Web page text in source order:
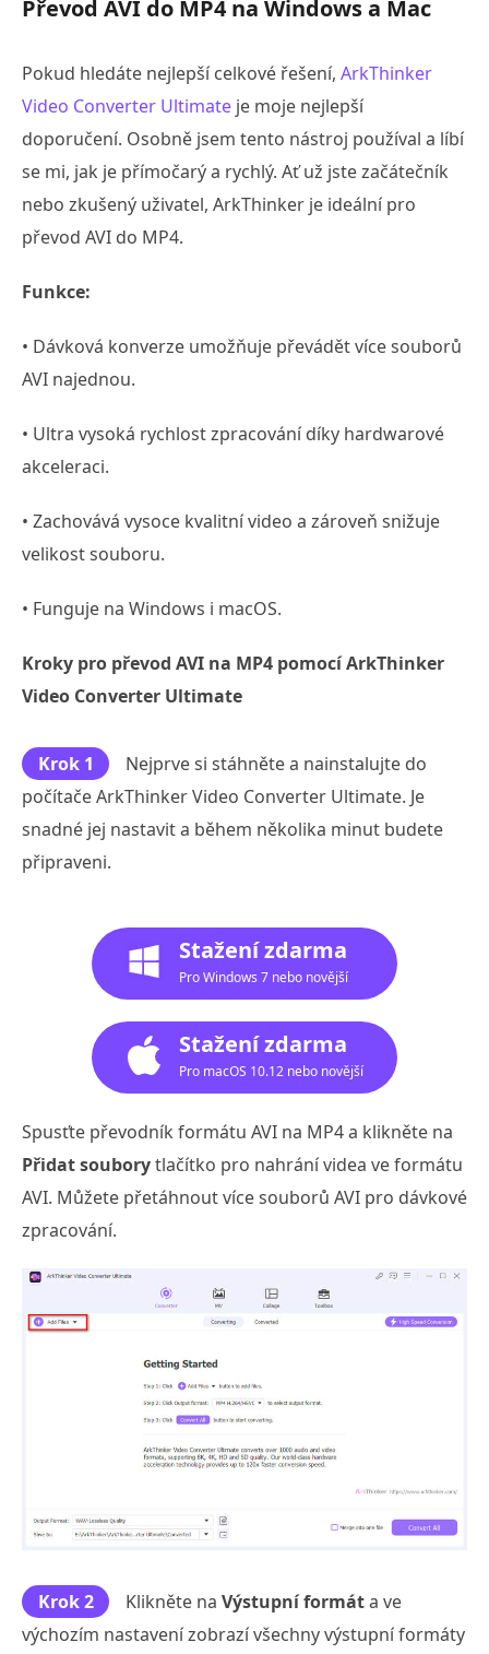
Převod AVI do MP4 na Windows a Mac
Pokud hledáte nejlepší celkové řešení, ArkThinker
Video Converter Ultimate je moje nejlepší
doporučení. Osobně jsem tento nástroj používal a líbí
se mi, jak je přímočarý a rychlý. Ať už jste začátečník
nebo zkušený uživatel, ArkThinker je ideální pro
převod AVI do MP4.
Funkce:
• Dávková konverze umožňuje převádět více souborů
AVI najednou.
• Ultra vysoká rychlost zpracování díky hardwarové
akceleraci.
• Zachovává vysoce kvalitní video a zároveň snižuje
velikost souboru.
• Funguje na Windows i macOS.
Kroky pro převod AVI na MP4 pomocí ArkThinker
Video Converter Ultimate
Krok 1
Nejprve si stáhněte a nainstalujte do
počítače ArkThinker Video Converter Ultimate. Je
snadné jej nastavit a během několika minut budete
připraveni.
Stažení zdarma
Pro Windows 7 nebo novější
Stažení zdarma
Pro macOS 10.12 nebo novější
Spusťte převodník formátu AVI na MP4 a klikněte na
Přidat souborytlačítko pro nahrání videa ve formátu
AVI. Můžete přetáhnout více souborů AVI pro dávkové
zpracování.
Krok 2 Klikněte na Výstupní formáta ve
výchozím nastavení zobrazí všechny výstupní formáty